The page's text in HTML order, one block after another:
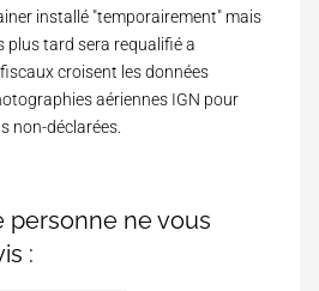
installé "temporairement" mais
plus tard sera requalifié a
croisent les données
aériennes IGN pour
non-déclarées.
personne ne vous
: